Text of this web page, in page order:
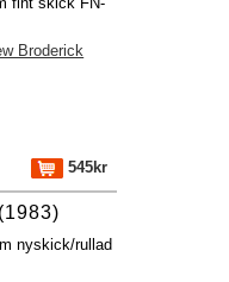
Broderick
545kr
nyskick/rullad